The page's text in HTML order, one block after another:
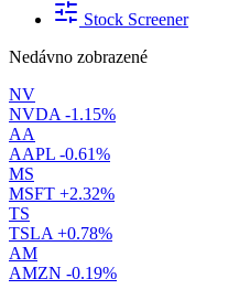
Stock Screener
Nedávno zobrazené
NV
NVDA -1.15%
AA
AAPL -0.61%
MS
MSFT +2.32%
TS
TSLA +0.78%
AM
AMZN -0.19%